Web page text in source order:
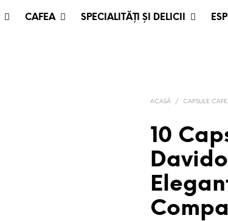
CAFEA SPECIALITĂȚI ȘI DELICII
ACASĂ / CAPSULE
10